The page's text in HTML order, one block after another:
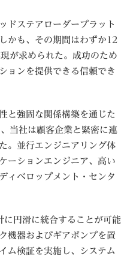
ドステアローダープラット
かも、その期間はわずか12
が求められた。成功のため
ョンを提供できる信頼でき
と強固な関係構築を通じた
当社は顧客企業と緊密に連
。並行エンジニアリング体
ーションエンジニア、高い
ィベロップメント・センタ
円滑に統合することが可能
機器およびギアポンプを置
ム検証を実施し、システム